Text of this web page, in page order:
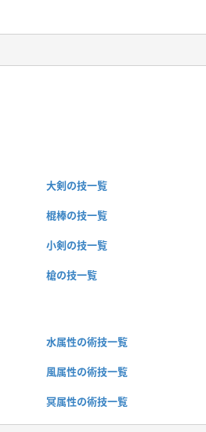
大剣の技一覧
棍棒の技一覧
小剣の技一覧
槍の技一覧
水属性の術技一覧
風属性の術技一覧
冥属性の術技一覧